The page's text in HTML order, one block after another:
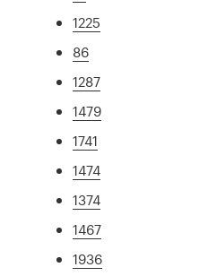
1225
86
1287
1479
1741
1474
1374
1467
1936